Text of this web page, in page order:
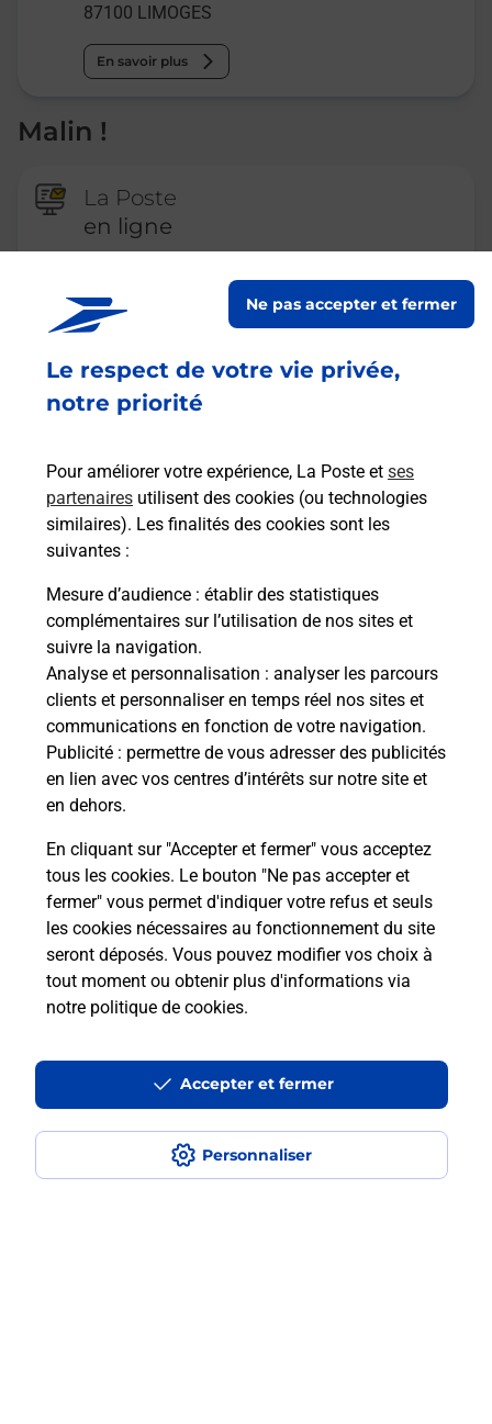
Le respect de votre vie privée,
notre priorité
Pour améliorer votre expérience, La Poste et ses
partenaires utilisent des cookies (ou technologies
similaires). Les finalités des cookies sont les
suivantes :
Mesure d’audience : établir des statistiques
complémentaires sur l’utilisation de nos sites et
suivre la navigation.
Analyse et personnalisation : analyser les parcours
clients et personnaliser en temps réel nos sites et
communications en fonction de votre navigation.
Publicité : permettre de vous adresser des publicités
en lien avec vos centres d’intérêts sur notre site et
en dehors.
En cliquant sur "Accepter et fermer" vous acceptez
tous les cookies. Le bouton "Ne pas accepter et
fermer" vous permet d'indiquer votre refus et seuls
les cookies nécessaires au fonctionnement du site
seront déposés. Vous pouvez modifier vos choix à
tout moment ou obtenir plus d'informations via
notre politique de cookies.
Personnaliser
Ne pas accepter et fermer
Accepter et fermer
87100 LIMOGES
En savoir plus
Malin !
La Poste
en ligne
En savoir plus
Recherchez un autre point de contact
Questions fréquemment posées
Quel réseau utilise La Poste Mobile ?
Est-ce que je peux garder mon
numéro de mobile gratuitement ?
Est-ce que je peux bénéficier de la 5G
avec La Poste Mobile ?
Est-ce que je peux utiliser mon forfait
à l’étranger avec La Poste Mobile ?
Est-ce que je peux payer mon iPhone
en plusieurs fois avec La Poste Mobile
Localiser Liste Haute-Vienne
LIMOGES